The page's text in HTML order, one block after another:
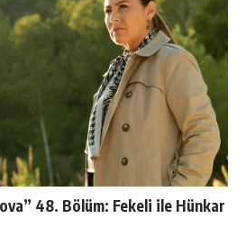
48. Bölüm: Fekeli ile Hünkar